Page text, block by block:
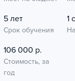
5 лет
Срок обучения
1
106 000 р.
Стоимость, за
год